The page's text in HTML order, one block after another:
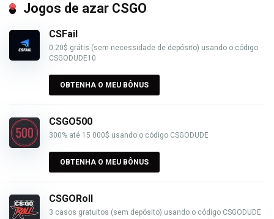
Jogos de azar CSGO
CSFail
0.20$ grátis (sem necessidade de depósito) usando o código
CSGODUDE10
OBTENHA O MEU BÔNUS
CSGO500
300% até 15 000$ usando o código CSGODUDE
OBTENHA O MEU BÔNUS
CSGORoll
3 casos gratuitos (sem depósito) usando o código CSGODUDE